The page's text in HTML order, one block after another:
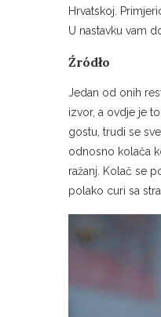
Hrvatskoj.
U nastavku vam
Źródło
Jedan od onih
izvor, a ovdje je
gostu, trudi se
odnosno kolača
ražanj. Kolač se
polako curi sa